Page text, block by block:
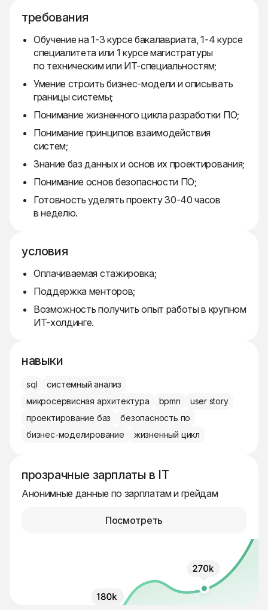
требования
Обучение на 1-3 курсе бакалавриата, 1-4 курсе
специалитета или 1 курсе магистратуры
по техническим или ИТ-специальностям;
Умение строить бизнес-модели и описывать
границы системы;
Понимание жизненного цикла разработки ПО;
Понимание принципов взаимодействия
систем;
Знание баз данных и основ их проектирования;
Понимание основ безопасности ПО;
Готовность уделять проекту 30-40 часов
в неделю.
условия
Оплачиваемая стажировка;
Поддержка менторов;
Возможность получить опыт работы в крупном
ИТ-холдинге.
навыки
sql
системный анализ
микросервисная архитектура
bpmn
user story
проектирование баз
безопасность по
бизнес-моделирование
жизненный цикл
прозрачные зарплаты в IT
Анонимные данные по зарплатам и грейдам
Посмотреть